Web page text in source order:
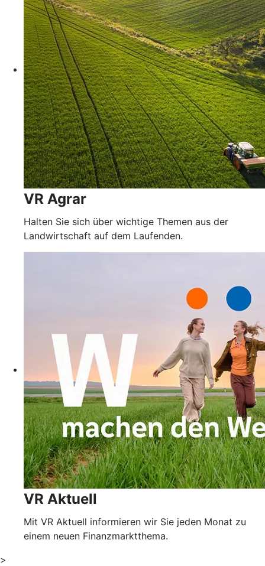
VR Agrar
Halten Sie sich über wichtige Themen aus der
Landwirtschaft auf dem Laufenden.
VR Aktuell
Mit VR Aktuell informieren wir Sie jeden Monat zu
einem neuen Finanzmarktthema.
>